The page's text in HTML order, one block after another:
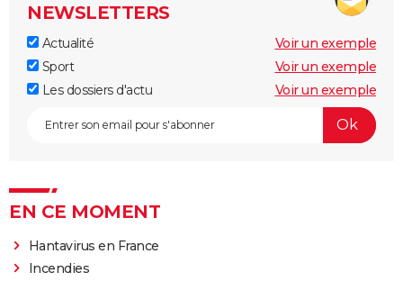
NEWSLETTERS
Actualité
Voir un exemple
Sport
Voir un exemple
Les dossiers d'actu
Voir un exemple
EN CE MOMENT
Hantavirus en France
Incendies